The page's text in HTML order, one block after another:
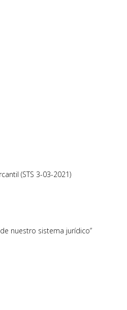
(STS 3-03-2021)
nuestro sistema jurídico”